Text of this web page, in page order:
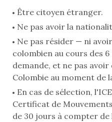
Être citoyen étranger.
Ne pas avoir la
Ne pas résider — ni
colombien au cours des
demande, et ne pas
Colombie au moment de
En cas de sélection,
Certificat de
de 30 jours à compter